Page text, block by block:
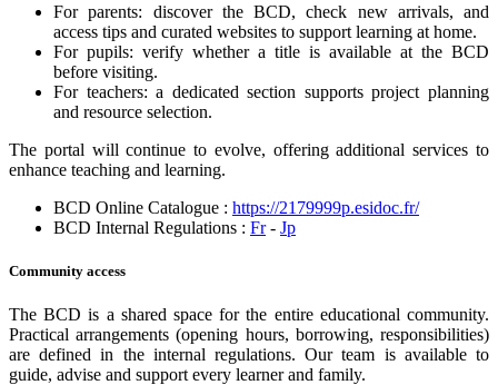
For parents: discover the BCD, check new arrivals, and
access tips and curated websites to support learning at home.
For pupils: verify whether a title is available at the BCD
before visiting.
For teachers: a dedicated section supports project planning
and resource selection.
The portal will continue to evolve, offering additional services to
enhance teaching and learning.
BCD Online Catalogue : https://2179999p.esidoc.fr/
BCD Internal Regulations : Fr- Jp
Community access
The BCD is a shared space for the entire educational community.
Practical arrangements (opening hours, borrowing, responsibilities)
are defined in the internal regulations. Our team is available to
guide, advise and support every learner and family.